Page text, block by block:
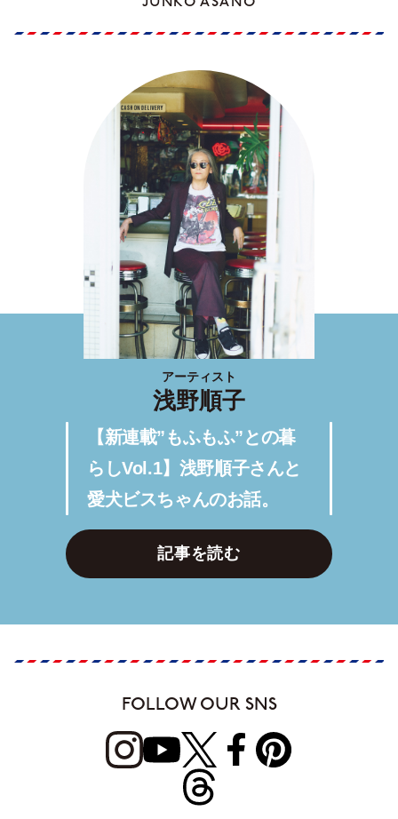
アーティスト
浅野順子
【新連載”もふもふ”との暮
らしVol.1】浅野順子さんと
愛犬ビスちゃんのお話。
記事を読む
FOLLOW OUR SNS